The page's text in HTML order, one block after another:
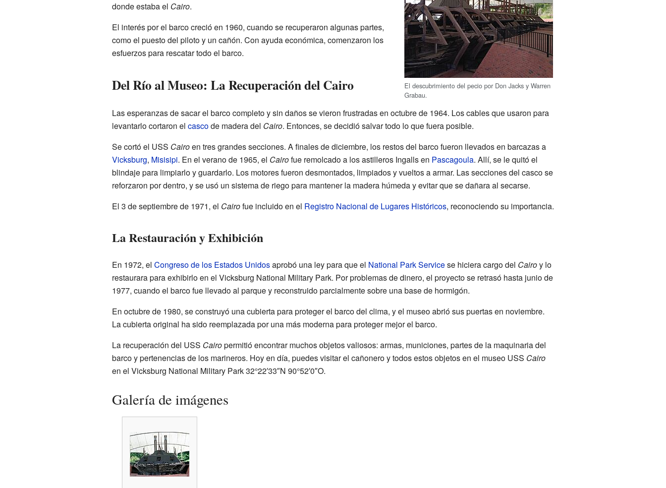
El descubrimiento del pecio por Don Jacks y Warren
Grabau.
donde estaba el Cairo.
El interés por el barco creció en 1960, cuando se recuperaron algunas partes,
como el puesto del piloto y un cañón. Con ayuda económica, comenzaron los
esfuerzos para rescatar todo el barco.
Del Río al Museo: La Recuperación del Cairo
Las esperanzas de sacar el barco completo y sin daños se vieron frustradas en octubre de 1964. Los cables que usaron para
levantarlo cortaron el cascode madera del Cairo. Entonces, se decidió salvar todo lo que fuera posible.
Se cortó el USS Cairoen tres grandes secciones. A finales de diciembre, los restos del barco fueron llevados en barcazas a
Vicksburg, Misisipi. En el verano de 1965, el Cairofue remolcado a los astilleros Ingalls en Pascagoula. Allí, se le quitó el
blindaje para limpiarlo y guardarlo. Los motores fueron desmontados, limpiados y vueltos a armar. Las secciones del casco se
reforzaron por dentro, y se usó un sistema de riego para mantener la madera húmeda y evitar que se dañara al secarse.
El 3 de septiembre de 1971, el Cairofue incluido en el Registro Nacional de Lugares Históricos, reconociendo su importancia.
La Restauración y Exhibición
En 1972, el Congreso de los Estados Unidosaprobó una ley para que el National Park Servicese hiciera cargo del Cairoy lo
restaurara para exhibirlo en el Vicksburg National Military Park. Por problemas de dinero, el proyecto se retrasó hasta junio de
1977, cuando el barco fue llevado al parque y reconstruido parcialmente sobre una base de hormigón.
En octubre de 1980, se construyó una cubierta para proteger el barco del clima, y el museo abrió sus puertas en noviembre.
La cubierta original ha sido reemplazada por una más moderna para proteger mejor el barco.
La recuperación del USS Cairopermitió encontrar muchos objetos valiosos: armas, municiones, partes de la maquinaria del
barco y pertenencias de los marineros. Hoy en día, puedes visitar el cañonero y todos estos objetos en el museo USS Cairo
en el Vicksburg National Military Park32°22′33″N 90°52′0″O.
Galería de imágenes